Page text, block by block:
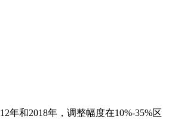
和2018年，调整幅度在10%-35%区